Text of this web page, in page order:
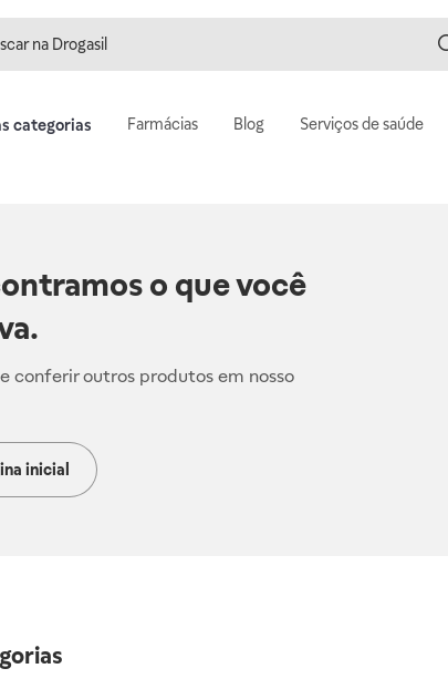
categorias Farmácias Blog Serviços de saúde
o que você
conferir outros produtos em nosso
inicial